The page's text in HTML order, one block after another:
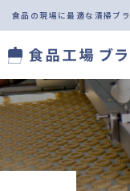
食品の現場に最適な清掃ブ